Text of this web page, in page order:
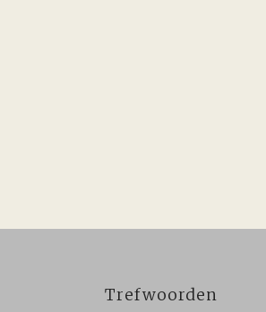
Trefwoorden